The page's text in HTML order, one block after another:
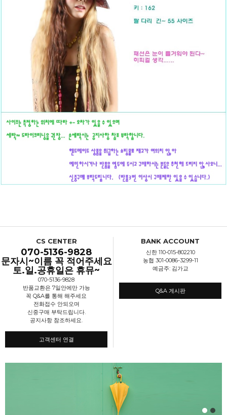
CS CENTER
070-5136-9828
문자시~이름 꼭 적어주세요
토.일.공휴일은 휴뮤~
070-5136-9828
반품교환은 7일안에만 가능
꼭 Q&A를 통해 해주세요
전화접수 안되오며
신중구매 부탁드립니다.
공지사항 참조하세요.
고객센터 연결
BANK ACCOUNT
신한 110-015-802210
농협 301-0086-3299-11
예금주: 김가교
Q&A 게시판